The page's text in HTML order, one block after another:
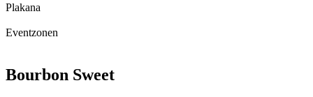
Plakana
Eventzonen
Bourbon Sweet